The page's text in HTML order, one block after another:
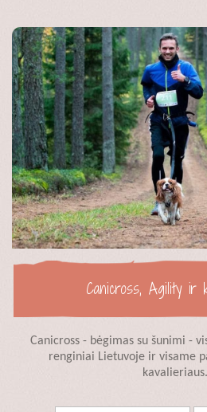
Canicross, Agility ir
Canicross - bėgimas su šunimi -
renginiai Lietuvoje ir visame